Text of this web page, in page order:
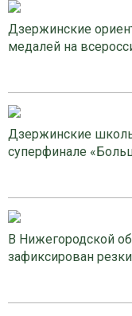
Дзержинские
медалей на
Дзержинские
суперфинале
В Нижегородской
зафиксирован